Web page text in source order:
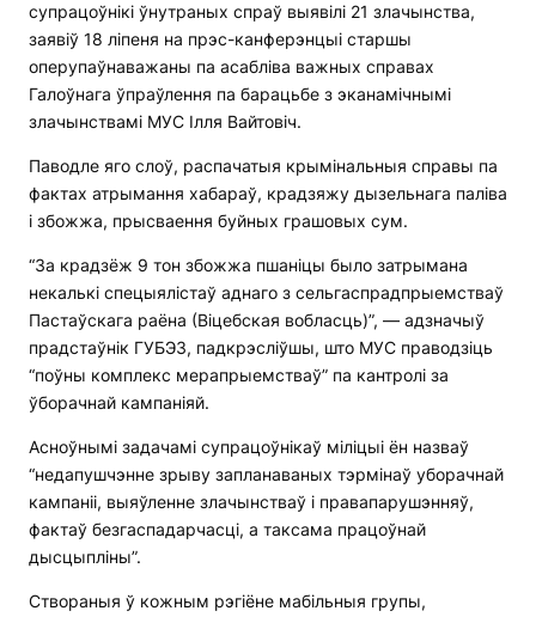
супрацоўнікі ўнутраных спраў выявілі 21 злачынства,
заявіў 18 ліпеня на прэс-канферэнцыі старшы
оперупаўнаважаны па асабліва важных справах
Галоўнага ўпраўлення па барацьбе з эканамічнымі
злачынствамі МУС Ілля Вайтовіч.
Паводле яго слоў, распачатыя крымінальныя справы па
фактах атрымання хабараў, крадзяжу дызельнага паліва
і збожжа, прысваення буйных грашовых сум.
“За крадзёж 9 тон збожжа пшаніцы было затрымана
некалькі спецыялістаў аднаго з сельгаспрадпрыемстваў
Пастаўскага раёна (Віцебская вобласць)”, — адзначыў
прадстаўнік ГУБЭЗ, падкрэсліўшы, што МУС праводзіць
“поўны комплекс мерапрыемстваў” па кантролі за
ўборачнай кампаніяй.
Асноўнымі задачамі супрацоўнікаў міліцыі ён назваў
“недапушчэнне зрыву запланаваных тэрмінаў уборачнай
кампаніі, выяўленне злачынстваў і правапарушэнняў,
фактаў безгаспадарчасці, а таксама працоўнай
дысцыпліны”.
Створаныя ў кожным рэгіёне мабільныя групы,